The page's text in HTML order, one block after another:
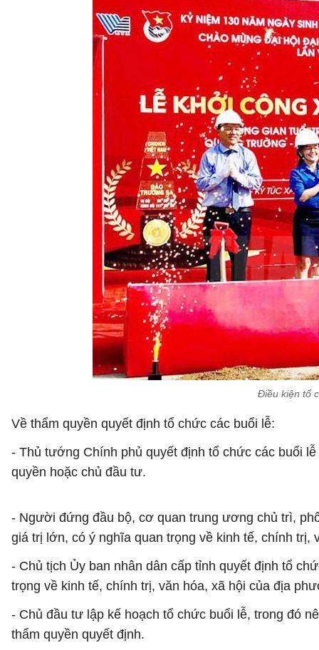
Điều kiện tổ
Về thẩm quyền quyết định tổ chức các buổi lễ:
- Thủ tướng Chính phủ quyết định tổ chức các buổi
quyền hoặc chủ đầu tư.
- Người đứng đầu bộ, cơ quan trung ương chủ trì,
giá trị lớn, có ý nghĩa quan trọng về kinh tế, chính trị,
- Chủ tịch Ủy ban nhân dân cấp tỉnh quyết định tổ
trọng về kinh tế, chính trị, văn hóa, xã hội của địa
- Chủ đầu tư lập kế hoạch tổ chức buổi lễ, trong đó
thẩm quyền quyết định.